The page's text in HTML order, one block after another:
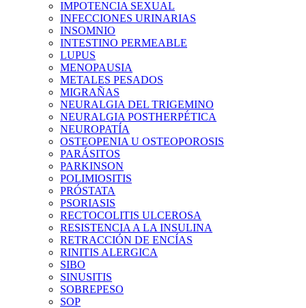
IMPOTENCIA SEXUAL
INFECCIONES URINARIAS
INSOMNIO
INTESTINO PERMEABLE
LUPUS
MENOPAUSIA
METALES PESADOS
MIGRAÑAS
NEURALGIA DEL TRIGEMINO
NEURALGIA POSTHERPÉTICA
NEUROPATÍA
OSTEOPENIA U OSTEOPOROSIS
PARÁSITOS
PARKINSON
POLIMIOSITIS
PRÓSTATA
PSORIASIS
RECTOCOLITIS ULCEROSA
RESISTENCIA A LA INSULINA
RETRACCIÓN DE ENCÍAS
RINITIS ALERGICA
SIBO
SINUSITIS
SOBREPESO
SOP